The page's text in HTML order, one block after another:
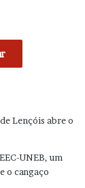
Lençóis abre o
UNEB, um
o cangaço